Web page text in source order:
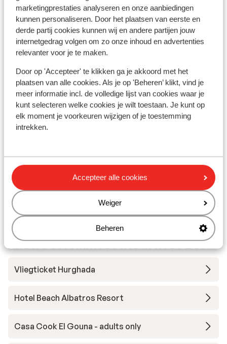
marketingprestaties analyseren en onze aanbiedingen
kunnen personaliseren. Door het plaatsen van eerste en
derde partij cookies kunnen wij en andere partijen jouw
internetgedrag volgen om zo onze inhoud en advertenties
relevanter voor je te maken.
Door op 'Accepteer' te klikken ga je akkoord met het
plaatsen van alle cookies. Als je op 'Beheren’ klikt, vind je
meer informatie incl. de volledige lijst van cookies waar je
kunt selecteren welke cookies je wilt toestaan. Je kunt op
elk moment je voorkeuren wijzigen of je toestemming
intrekken.
Accepteer alle cookies
Weiger
Beheren
echt een teleurstelling zeker voor wat we
voor de reis betaald hebben. Echt geen
aanrader!!!
In de buurt
Aan het strand (zandstrand, ligstoelen (gratis) ,
parasol (gratis) , buitenzitje (gratis))
Strand: 1600 m
Afstand tot privéstrand circa 1600 meter
Centrum: 25 km
Luchthaven: 20 km
Ook interessant voor jou
Andere accommodaties in Rode Zee
Vliegticket Hurghada
Hotel Beach Albatros Resort
Casa Cook El Gouna - adults only